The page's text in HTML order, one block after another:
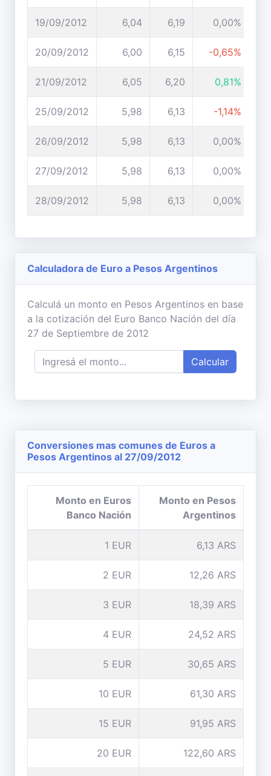
19/09/2012 6,04 6,19 0,00%
20/09/2012 6,00 6,15 -0,65%
21/09/2012 6,05 6,20 0,81%
25/09/2012 5,98 6,13 -1,14%
26/09/2012 5,98 6,13 0,00%
27/09/2012 5,98 6,13 0,00%
28/09/2012 5,98 6,13 0,00%
Calculadora de Euro a Pesos Argentinos
Calculá un monto en Pesos Argentinos en base
a la cotización del Euro Banco Nación del día
27 de Septiembre de 2012
Calcular
Conversiones mas comunes de Euros a
Pesos Argentinos al 27/09/2012
Monto en Euros
Banco Nación
Monto en Pesos
Argentinos
1 EUR 6,13 ARS
2 EUR 12,26 ARS
3 EUR 18,39 ARS
4 EUR 24,52 ARS
5 EUR 30,65 ARS
10 EUR 61,30 ARS
15 EUR 91,95 ARS
20 EUR 122,60 ARS